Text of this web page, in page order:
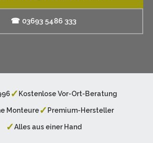
☎ 03693 5486 333
✓ Kostenlose Vor-Ort-Beratung
Monteure✓ Premium-Hersteller
✓Alles aus einer Hand